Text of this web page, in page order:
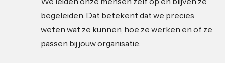
begeleiden. Dat betekent dat we precies
weten wat ze kunnen, hoe ze werken en of ze
passen bij jouw organisatie.